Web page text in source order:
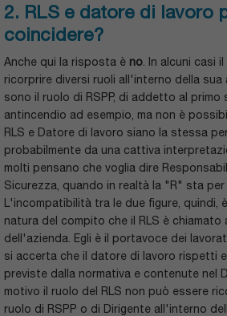
2. RLS e datore di lavoro
coincidere?
Anche qui la risposta è no . In alcuni casi
ricorprire diversi ruoli all'interno della sua
sono il ruolo di RSPP, di addetto al
antincendio ad esempio, ma non è
RLS e Datore di lavoro siano la stessa
probabilmente da una cattiva
molti pensano che voglia dire
Sicurezza, quando in realtà la "R" sta
L'incompatibilità tra le due figure, quindi,
natura del compito che il RLS è chiamato
dell'azienda. Egli è il portavoce dei
si accerta che il datore di lavoro rispetti
previste dalla normativa e contenute nel
motivo il ruolo del RLS non può essere
ruolo di RSPP o di Dirigente all'interno